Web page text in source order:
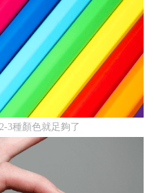
3種顏色就足夠了